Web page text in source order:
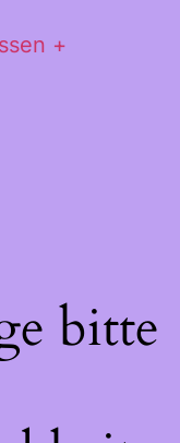
+
bitte